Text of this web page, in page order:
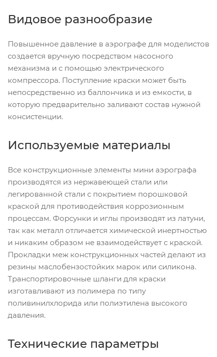
Видовое разнообразие
Повышенное давление в аэрографе для моделистов
создается вручную посредством насосного
механизма и с помощью электрического
компрессора. Поступление краски может быть
непосредственно из баллончика и из емкости, в
которую предварительно заливают состав нужной
консистенции.
Используемые материалы
Все конструкционные элементы мини аэрографа
производятся из нержавеющей стали или
легированной стали с покрытием порошковой
краской для противодействия коррозионным
процессам. Форсунки и иглы производят из латуни,
так как металл отличается химической инертностью
и никаким образом не взаимодействует с краской.
Прокладки меж конструкционных частей делают из
резины маслобензостойких марок или силикона.
Транспортировочные шланги для краски
изготавливают из полимера по типу
поливинилхлорида или полиэтилена высокого
давления.
Технические параметры